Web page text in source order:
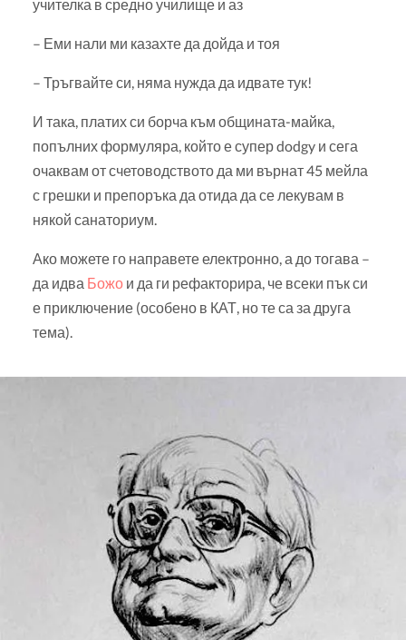
учителка в средно училище и аз
– Еми нали ми казахте да дойда и тоя
– Тръгвайте си, няма нужда да идвате тук!
И така, платих си борча към общината-майка,
попълних формуляра, който е супер dodgy и сега
очаквам от счетоводството да ми върнат 45 мейла
с грешки и препоръка да отида да се лекувам в
някой санаториум.
Ако можете го направете електронно, а до тогава –
да идва Божои да ги рефакторира, че всеки пък си
е приключение (особено в КАТ, но те са за друга
тема).